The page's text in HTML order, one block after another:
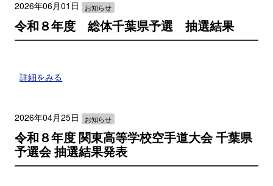
2026年06月01日 お知らせ
令和８年度 総体千葉県予選 抽選結果
詳細をみる
2026年04月25日 お知らせ
令和８年度 関東高等学校空手道大会 千葉県
予選会 抽選結果発表